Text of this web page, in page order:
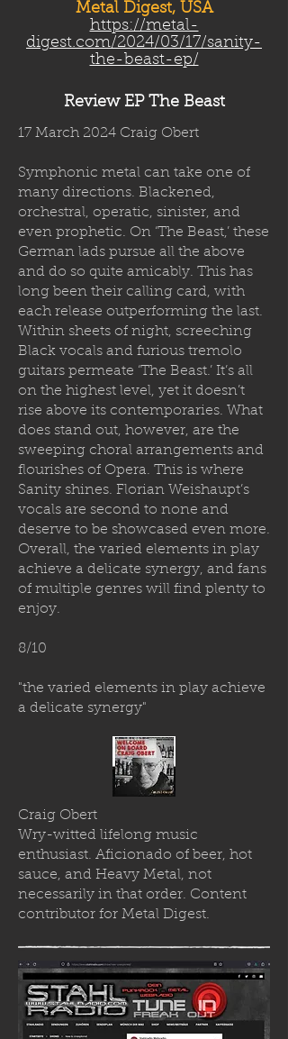
Metal Digest, USA
https://metal-
digest.com/2024/03/17/sanity-
the-beast-ep/
Review EP The Beast
17 March 2024 Craig Obert
Symphonic metal can take one of
many directions. Blackened,
orchestral, operatic, sinister, and
even prophetic. On ‘The Beast,’ these
German lads pursue all the above
and do so quite amicably. This has
long been their calling card, with
each release outperforming the last.
Within sheets of night, screeching
Black vocals and furious tremolo
guitars permeate ‘The Beast.’ It’s all
on the highest level, yet it doesn’t
rise above its contemporaries. What
does stand out, however, are the
sweeping choral arrangements and
flourishes of Opera. This is where
Sanity shines. Florian Weishaupt’s
vocals are second to none and
deserve to be showcased even more.
Overall, the varied elements in play
achieve a delicate synergy, and fans
of multiple genres will find plenty to
enjoy.
8/10
"the varied elements in play achieve
a delicate synergy"
Craig Obert
Wry-witted lifelong music
enthusiast. Aficionado of beer, hot
sauce, and Heavy Metal, not
necessarily in that order. Content
contributor for Metal Digest.